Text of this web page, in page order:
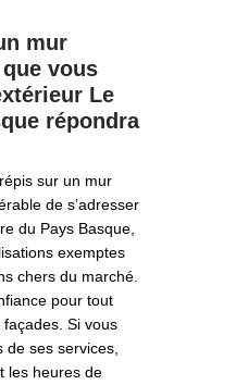
mur
vous
Le
répondra
sur un mur
de s’adresser
du Pays Basque,
exemptes
chers du marché.
pour tout
Si vous
ses services,
les heures de